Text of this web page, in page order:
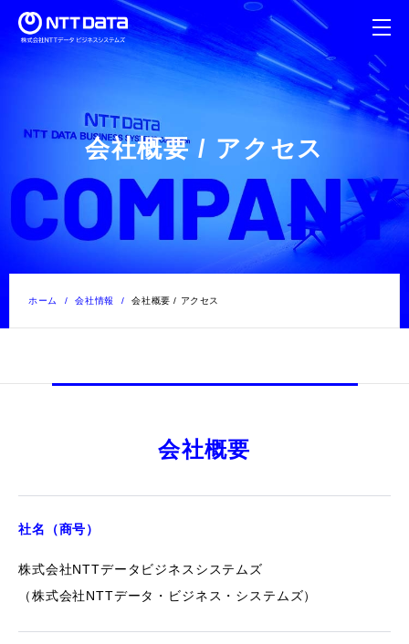
会社概要 / アクセス
ホーム 会社情報 会社概要 / アクセス
会社概要
社名（商号）
株式会社NTTデータビジネスシステムズ
（株式会社NTTデータ・ビジネス・システムズ）